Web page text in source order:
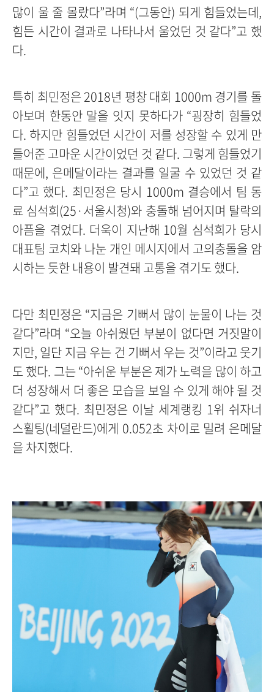
많이 울 줄 몰랐다”라며 “(그동안) 되게 힘들었는데,
힘든 시간이 결과로 나타나서 울었던 것 같다”고 했
다.
특히 최민정은 2018년 평창 대회 1000m 경기를 돌
아보며 한동안 말을 잇지 못하다가 “굉장히 힘들었
다. 하지만 힘들었던 시간이 저를 성장할 수 있게 만
들어준 고마운 시간이었던 것 같다. 그렇게 힘들었기
때문에, 은메달이라는 결과를 일굴 수 있었던 것 같
다”고 했다. 최민정은 당시 1000m 결승에서 팀 동
료 심석희(25·서울시청)와 충돌해 넘어지며 탈락의
아픔을 겪었다. 더욱이 지난해 10월 심석희가 당시
대표팀 코치와 나눈 개인 메시지에서 고의충돌을 암
시하는 듯한 내용이 발견돼 고통을 겪기도 했다.
다만 최민정은 “지금은 기뻐서 많이 눈물이 나는 것
같다”라며 “오늘 아쉬웠던 부분이 없다면 거짓말이
지만, 일단 지금 우는 건 기뻐서 우는 것”이라고 웃기
도 했다. 그는 “아쉬운 부분은 제가 노력을 많이 하고
더 성장해서 더 좋은 모습을 보일 수 있게 해야 될 것
같다”고 했다. 최민정은 이날 세계랭킹 1위 쉬자너
스휠팅(네덜란드)에게 0.052초 차이로 밀려 은메달
을 차지했다.